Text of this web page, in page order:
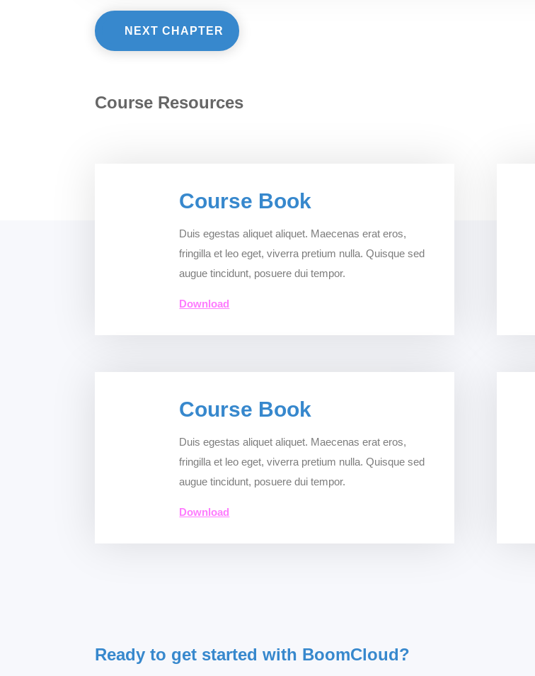
NEXT CHAPTER
Course Resources
Course Book
Duis egestas aliquet aliquet. Maecenas erat eros,
fringilla et leo eget, viverra pretium nulla. Quisque sed
augue tincidunt, posuere dui tempor.
Download
Course Book
Duis egestas aliquet aliquet. Maecenas erat eros,
fringilla et leo eget, viverra pretium nulla. Quisque sed
augue tincidunt, posuere dui tempor.
Download
Ready to get started with BoomCloud?